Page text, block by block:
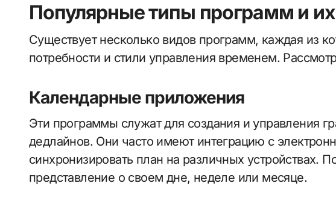
Популярные типы программ и
Существует несколько видов программ, каждая из
потребности и стили управления временем.
Календарные приложения
Эти программы служат для создания и управления
дедлайнов. Они часто имеют интеграцию с
синхронизировать план на различных устройствах.
представление о своем дне, неделе или месяце.